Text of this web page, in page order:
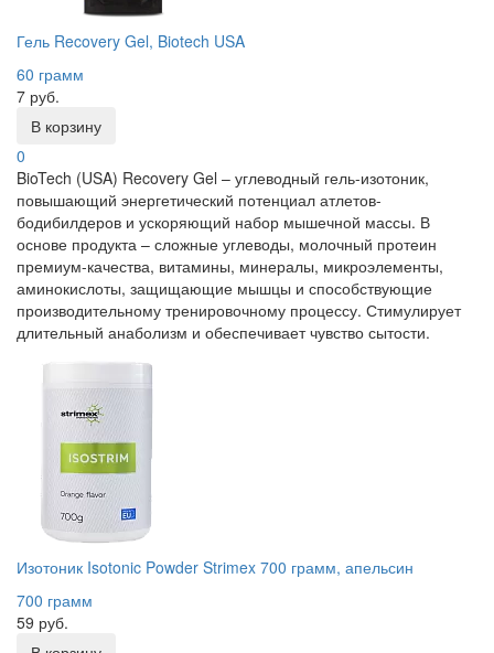
Гель Recovery Gel, Biotech USA
60 грамм
7 руб.
В корзину
0
BioTech (USA) Recovery Gel – углеводный гель-изотоник,
повышающий энергетический потенциал атлетов-
бодибилдеров и ускоряющий набор мышечной массы. В
основе продукта – сложные углеводы, молочный протеин
премиум-качества, витамины, минералы, микроэлементы,
аминокислоты, защищающие мышцы и способствующие
производительному тренировочному процессу. Стимулирует
длительный анаболизм и обеспечивает чувство сытости.
Изотоник Isotonic Powder Strimex 700 грамм, апельсин
700 грамм
59 руб.